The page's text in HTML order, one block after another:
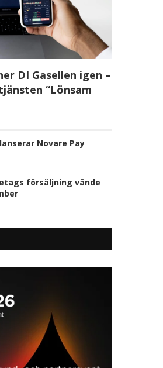
DI Gasellen igen –
“Lönsam
Novare Pay
försäljning vände